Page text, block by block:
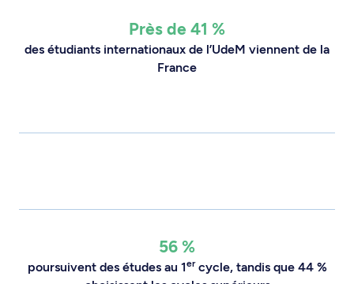
Près de 41 %
des étudiants internationaux de l’UdeM viennent de la
France
56 %
poursuivent des études au 1ercycle, tandis que 44 %